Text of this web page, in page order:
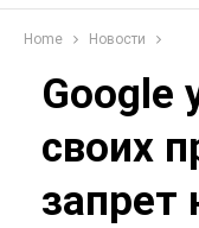
Home Новости
Google
своих
запрет